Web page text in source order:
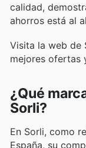
calidad,
ahorros está al
Visita la web de
mejores ofertas
¿Qué
Sorli?
En Sorli, como
España, su